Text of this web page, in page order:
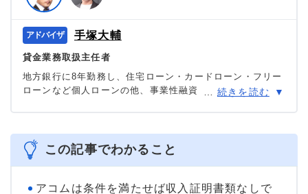
手塚大輔
貸金業務取扱主任者
地方銀行に8年勤務し、住宅ローン・カードローン・フリー
ローンなど個人ローンの他、事業性融資・創業融資など幅
資信託・個人年金・国債販売も取り扱った金融商品のプ
ロ。
＞＞公式ページ
続きを読む
この記事でわかること
アコムは条件を満たせば収入証明書類なしで